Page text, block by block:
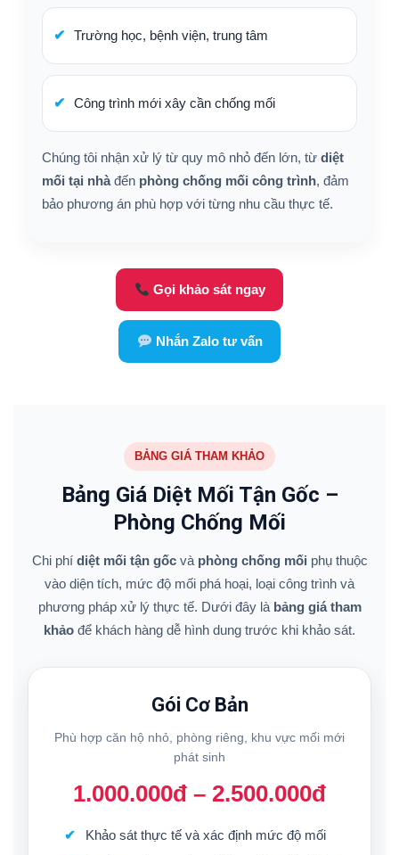
Trường học, bệnh viện, trung tâm
Công trình mới xây cần chống mối
Chúng tôi nhận xử lý từ quy mô nhỏ đến lớn, từ diệt
mối tại nhà đến phòng chống mối công trình, đảm
bảo phương án phù hợp với từng nhu cầu thực tế.
Gọi khảo sát ngay
Nhắn Zalo tư vấn
BẢNG GIÁ THAM KHẢO
Bảng Giá Diệt Mối Tận Gốc –
Phòng Chống Mối
Chi phí diệt mối tận gốcvà phòng chống mối phụ thuộc
vào diện tích, mức độ mối phá hoại, loại công trình và
phương pháp xử lý thực tế. Dưới đây là bảng giá tham
khảo để khách hàng dễ hình dung trước khi khảo sát.
Gói Cơ Bản
Phù hợp căn hộ nhỏ, phòng riêng, khu vực mối mới
phát sinh
1.000.000đ – 2.500.000đ
Khảo sát thực tế và xác định mức độ mối